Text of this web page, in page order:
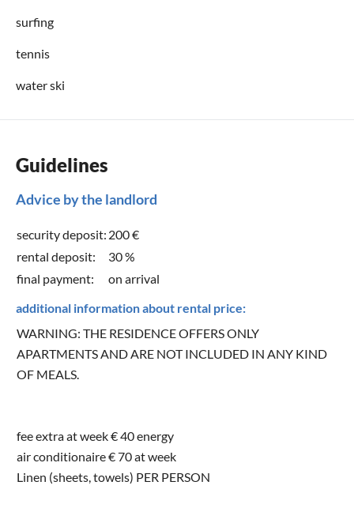
surfing
tennis
water ski
Guidelines
Advice by the landlord
security deposit: 200 €
rental deposit:
30 %
final payment:
on arrival
additional information about rental price:
WARNING: THE RESIDENCE OFFERS ONLY
APARTMENTS AND ARE NOT INCLUDED IN ANY KIND
OF MEALS.
fee extra at week € 40 energy
air conditionaire € 70 at week
Linen (sheets, towels) PER PERSON